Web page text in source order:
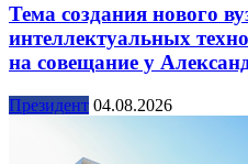
Тема создания нового
интеллектуальных
на совещание у
Президент 04.08.2026